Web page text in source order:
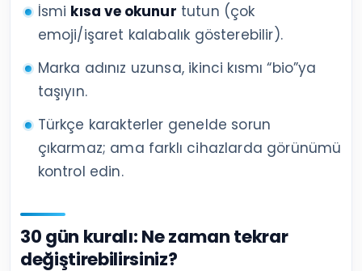
İsmi kısa ve okunur tutun (çok
emoji/işaret kalabalık gösterebilir).
Marka adınız uzunsa, ikinci kısmı “bio”ya
taşıyın.
Türkçe karakterler genelde sorun
çıkarmaz; ama farklı cihazlarda görünümü
kontrol edin.
30 gün kuralı: Ne zaman tekrar
değiştirebilirsiniz?